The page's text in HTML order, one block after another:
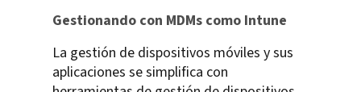
Gestionando con MDMs como Intune
La gestión de dispositivos móviles y sus
aplicaciones se simplifica con